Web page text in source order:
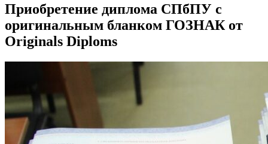
Приобретение диплома СПбПУ с
оригинальным бланком ГОЗНАК от
Originals Diploms